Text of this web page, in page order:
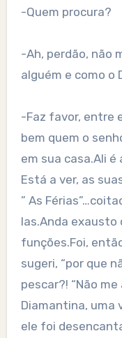
-Quem procura?
-Ah, perdão, não
alguém e como o
-Faz favor, entre
bem quem o
em sua casa.Ali
Está a ver, as
” As
las.Anda exausto
funções.Foi,
sugeri, “por que
pescar?! “Não
Diamantina, uma
ele foi